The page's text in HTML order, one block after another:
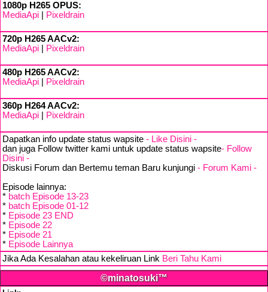
1080p H265 OPUS:
MediaApi
Pixeldrain
720p H265 AACv2:
MediaApi
Pixeldrain
480p H265 AACv2:
MediaApi
Pixeldrain
360p H264 AACv2:
MediaApi
Pixeldrain
Dapatkan info update status wapsite - Like Disini -
dan juga Follow twitter kami untuk update status wapsite- Follow
Disini -
Diskusi Forum dan Bertemu teman Baru kunjungi - Forum Kami -
Episode lainnya:
* batch Episode 13-23
* batch Episode 01-12
* Episode 23 END
* Episode 22
* Episode 21
* Episode Lainnya
Jika Ada Kesalahan atau kekeliruan Link Beri Tahu Kami
©minatosuki™